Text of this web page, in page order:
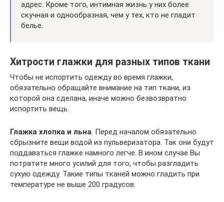
адрес. Кроме того, интимная жизнь у них более
скучная и однообразная, чем у тех, кто не гладит
белье.
Хитрости глажки для разных типов ткани
Чтобы не испортить одежду во время глажки,
обязательно обращайте внимание на тип ткани, из
которой она сделана, иначе можно безвозвратно
испортить вещь.
Глажка хлопка и льна. Перед началом обязательно
сбрызните вещи водой из пульверизатора. Так они будут
поддаваться глажке намного легче. В ином случае Вы
потратите много усилий для того, чтобы разгладить
сухую одежду. Такие типы тканей можно гладить при
температуре не выше 200 градусов.